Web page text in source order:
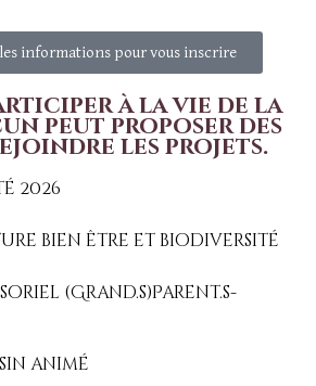
informations pour vous inscrire
à la vie de la
peut proposer des
les projets.
2026
bien être et biodiversité
(Grand.s)Parent.s-
animé